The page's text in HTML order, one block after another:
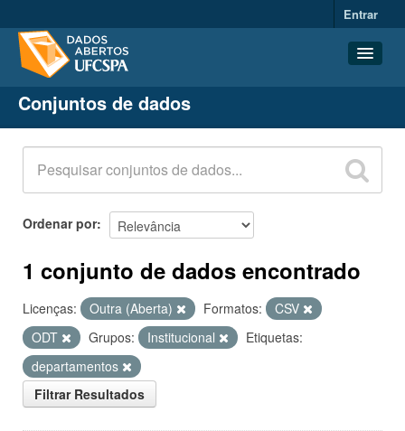
Entrar
Conjuntos de dados
Organizações
Grupos
Sobre
Conjuntos de dados
Ordenar por
1 conjunto de dados encontrado
Licenças: Outra (Aberta) Formatos:
CSV
ODT
Grupos: Institucional
Etiquetas:
departamentos
Filtrar Resultados